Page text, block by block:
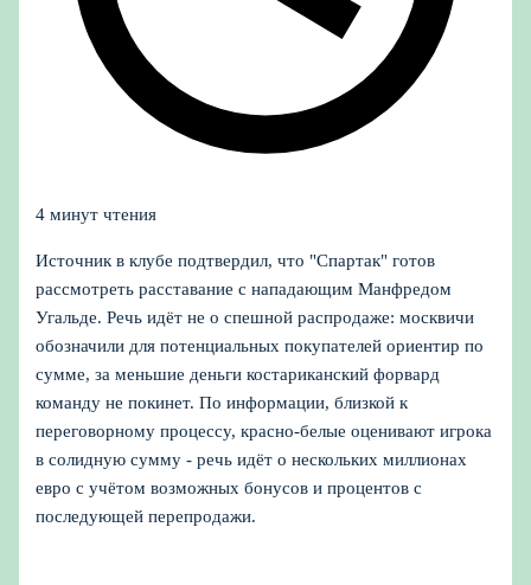
4 минут чтения
Источник в клубе подтвердил, что "Спартак" готов
рассмотреть расставание с нападающим Манфредом
Угальде. Речь идёт не о спешной распродаже: москвичи
обозначили для потенциальных покупателей ориентир по
сумме, за меньшие деньги костариканский форвард
команду не покинет. По информации, близкой к
переговорному процессу, красно-белые оценивают игрока
в солидную сумму - речь идёт о нескольких миллионах
евро с учётом возможных бонусов и процентов с
последующей перепродажи.